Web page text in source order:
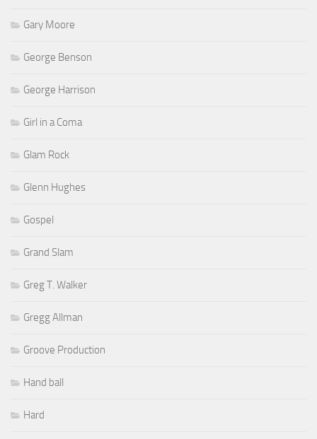
Gary Moore
George Benson
George Harrison
Girl in a Coma
Glam Rock
Glenn Hughes
Gospel
Grand Slam
Greg T. Walker
Gregg Allman
Groove Production
Hand ball
Hard